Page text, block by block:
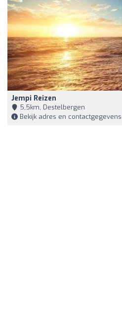
Jempi Reizen
5,5km, Destelbergen
Bekijk adres en contactgegevens